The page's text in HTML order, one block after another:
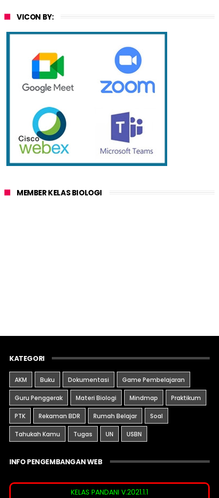
VICON BY:
MEMBER KELAS BIOLOGI
KATEGORI
AKM Buku Dokumentasi Game Pembelajaran
Guru Penggerak Materi Biologi Mindmap Praktikum
PTK Rekaman BDR Rumah Belajar Soal
Tahukah Kamu Tugas UN USBN
INFO PENGEMBANGAN WEB
KELAS PANDANI V.2021.1.1